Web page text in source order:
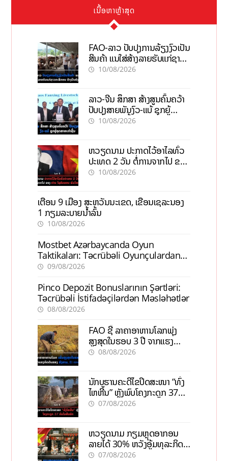
ເນື້ອຫາຫຼ້າສຸດ
FAO-ລາວ ປັບປຸງການລ້ຽງງົວເປັນ
ສິນຄ້າ ແນໃສ່ສ້າງລາຍຮັບແກ່ຊາວ
ກະສິກອນຢ່າງຍືນຍົງ
10/08/2026
ລາວ-ຈີນ ສຶກສາ ສ້າງສູນຄົ້ນຄວ້າ
ປັບປຸງສາຍພັນງົວ-ແບ້ ຊຸກຍູ້
ອຸດສາຫະກຳຊີ້ນ
10/08/2026
ຫວຽດນາມ ປະກາດໄວ້ອາໄລທົ່ວ
ປະເທດ 2 ວັນ ຕໍ່ການຈາກໄປ ຂອງ
ທ່ານ ໄຊສົມພອນ ພົມວິຫານ
10/08/2026
ເຕືອນ 9 ເມືອງ ສະຫວັນນະເຂດ, ເຂື່ອນເຊລະນອງ
1 ກຽມລະບາຍນ້ຳລົ້ນ
10/08/2026
Mostbet Azərbaycanda Oyun
Taktikaları: Təcrübəli Oyunçulardan
İpuçları
09/08/2026
Pinco Depozit Bonuslarının Şərtləri:
Təcrübəli İstifadəçilərdən Məsləhətlər
08/08/2026
FAO ຊີ້ ລາຄາອາຫານໂລກພຸ່ງ
ສູງສຸດໃນຮອບ 3 ປີ ຈາກແຮງ
ກົດດັນຂອງສົງຄາມ, El nino
08/08/2026
ນັກບູຮານຄະດີໄຂປິດສະໜາ “ທົ່ງ
ໄຫຫີນ” ຫຼັງພົບໂຄງກະດູກ 37
ຄົນໃນຫີນຍັກ
07/08/2026
ຫວຽດນາມ ກຽມຫຼຸດອາກອນ
ລາຍໄດ້ 30% ຫວັງອູ້ມທຸລະກິດ
ຂະໜາດນ້ອຍ ແລະ ຈຸນລະ
07/08/2026